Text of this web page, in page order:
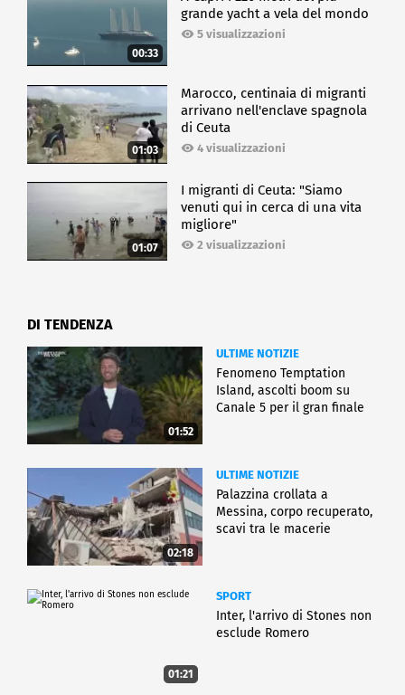
00:33
grande yacht a vela del mondo
5 visualizzazioni
01:03
Marocco, centinaia di migranti
arrivano nell'enclave spagnola
di Ceuta
4 visualizzazioni
01:07
I migranti di Ceuta: "Siamo
venuti qui in cerca di una vita
migliore"
2 visualizzazioni
DI TENDENZA
01:52
ULTIME NOTIZIE
Fenomeno Temptation
Island, ascolti boom su
Canale 5 per il gran finale
02:18
ULTIME NOTIZIE
Palazzina crollata a
Messina, corpo recuperato,
scavi tra le macerie
01:21
SPORT
Inter, l'arrivo di Stones non
esclude Romero